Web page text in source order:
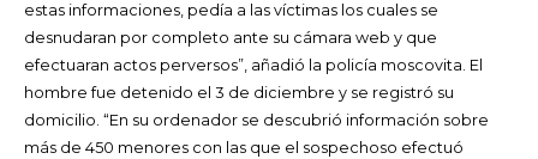
estas informaciones, pedía a las víctimas los cuales se
desnudaran por completo ante su cámara web y que
efectuaran actos perversos”, añadió la policía moscovita. El
hombre fue detenido el 3 de diciembre y se registró su
domicilio. “En su ordenador se descubrió información sobre
más de 450 menores con las que el sospechoso efectuó